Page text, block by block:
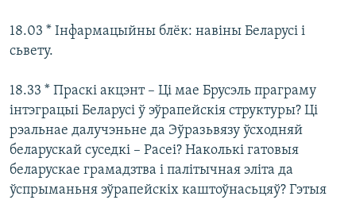
18.03 * Інфармацыйны блёк: навіны Беларусі і
сьвету.
18.33 * Праскі акцэнт – Ці мае Брусэль праграму
інтэграцыі Беларусі ў эўрапейскія структуры? Ці
рэальнае далучэньне да Эўразьвязу ўсходняй
беларускай суседкі – Расеі? Наколькі гатовыя
беларускае грамадзтва і палітычная эліта да
ўспрыманьня эўрапейскіх каштоўнасьцяў? Гэтыя